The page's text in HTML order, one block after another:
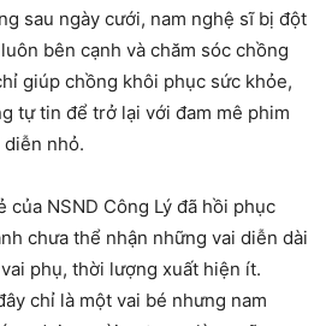
sau ngày cưới, nam nghệ sĩ bị đột
bên cạnh và chăm sóc chồng
giúp chồng khôi phục sức khỏe,
tự tin để trở lại với đam mê phim
nhỏ.
của NSND Công Lý đã hồi phục
chưa thể nhận những vai diễn dài
phụ, thời lượng xuất hiện ít.
chỉ là một vai bé nhưng nam